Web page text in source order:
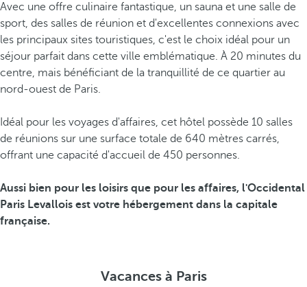
Avec une offre culinaire fantastique, un sauna et une salle de
sport, des salles de réunion et d'excellentes connexions avec
les principaux sites touristiques, c'est le choix idéal pour un
séjour parfait dans cette ville emblématique. À 20 minutes du
centre, mais bénéficiant de la tranquillité de ce quartier au
nord-ouest de Paris.
Idéal pour les voyages d'affaires, cet hôtel possède 10 salles
de réunions sur une surface totale de 640 mètres carrés,
offrant une capacité d'accueil de 450 personnes.
Aussi bien pour les loisirs que pour les affaires, l'Occidental
Paris Levallois est votre hébergement dans la capitale
française.
Vacances à Paris